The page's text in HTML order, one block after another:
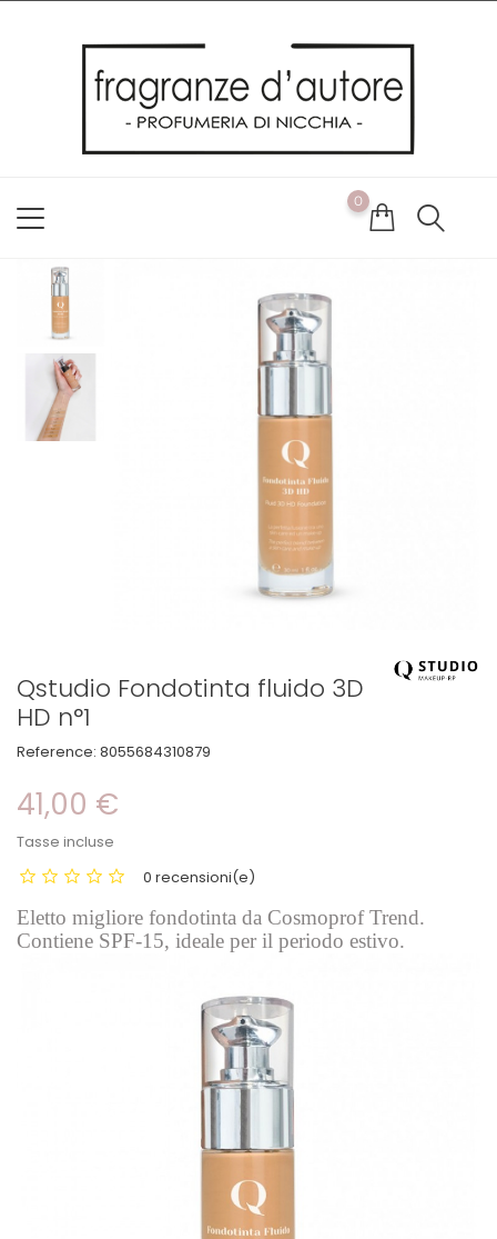
Utilizziamo i cookie per offrirti la migliore esperienza possibile
sul nostro sito web. Cliccando su OK, acconsenti alla nostra
politica sui cookie. Se desideri modificare le tue preferenze sui
cookie, puoi farlo
0
Qstudio Fondotinta fluido 3D
HD n°1
Reference: 8055684310879
41,00 €
Tasse incluse
0 recensioni(e)
Eletto migliore fondotinta da Cosmoprof Trend.
Contiene SPF-15, ideale per il periodo estivo.